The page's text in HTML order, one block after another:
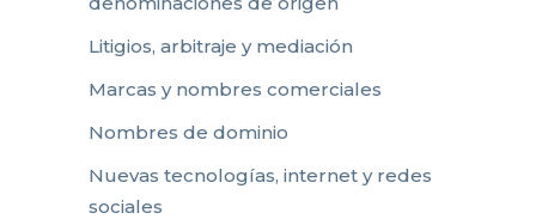
Litigios, arbitraje y mediación
Marcas y nombres comerciales
Nombres de dominio
Nuevas tecnologías, internet y redes
sociales